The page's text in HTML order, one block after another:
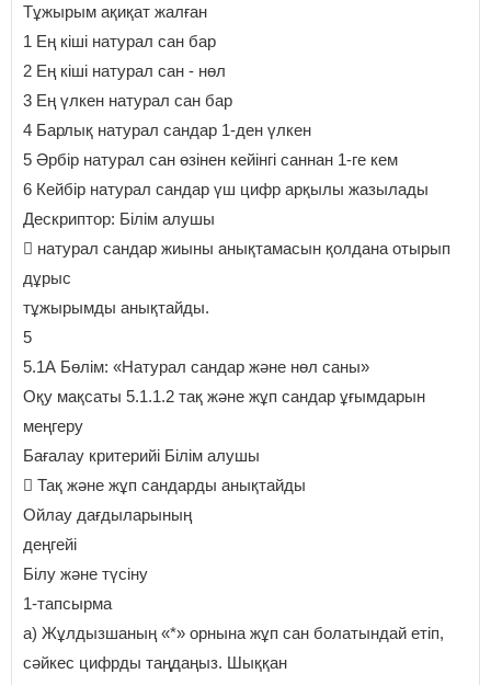
Тұжырым ақиқат жалған
1 Ең кіші натурал сан бар
2 Ең кіші натурал сан - нөл
3 Ең үлкен натурал сан бар
4 Барлық натурал сандар 1-ден үлкен
5 Әрбір натурал сан өзінен кейінгі саннан 1-ге кем
6 Кейбір натурал сандар үш цифр арқылы жазылады
Дескриптор: Білім алушы
 натурал сандар жиыны анықтамасын қолдана отырып
дұрыс
тұжырымды анықтайды.
5
5.1А Бөлім: «Натурал сандар және нөл саны»
Оқу мақсаты 5.1.1.2 тақ және жұп сандар ұғымдарын
меңгеру
Бағалау критерийі Білім алушы
 Тақ және жұп сандарды анықтайды
Ойлау дағдыларының
деңгейі
Білу және түсіну
1-тапсырма
a) Жұлдызшаның «*» орнына жұп сан болатындай етіп,
сәйкес цифрды таңдаңыз. Шыққан